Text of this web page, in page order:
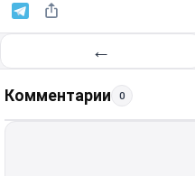
←
Комментарии 0